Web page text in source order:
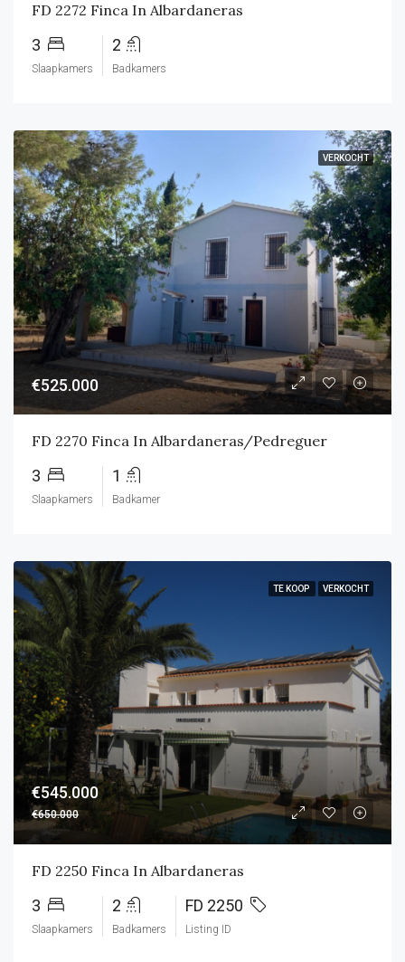
FD 2272 Finca In Albardaneras
3
Slaapkamers
2
Badkamers
VERKOCHT
€525.000
FD 2270 Finca In Albardaneras/Pedreguer
3
Slaapkamers
1
Badkamer
TE KOOP VERKOCHT
€545.000
€650.000
FD 2250 Finca In Albardaneras
3
Slaapkamers
2
Badkamers
FD 2250
Listing ID